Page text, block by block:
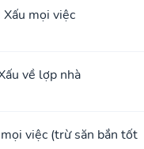
mọi việc
về lợp nhà
việc (trừ săn bắn tốt